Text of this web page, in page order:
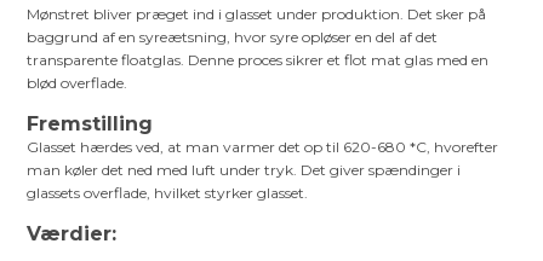
Mønstret bliver præget ind i glasset under produktion. Det sker på
baggrund af en syreætsning, hvor syre opløser en del af det
transparente floatglas. Denne proces sikrer et flot mat glas med en
blød overflade.
Fremstilling
Glasset hærdes ved, at man varmer det op til 620-680 *C, hvorefter
man køler det ned med luft under tryk. Det giver spændinger i
glassets overflade, hvilket styrker glasset.
Værdier: